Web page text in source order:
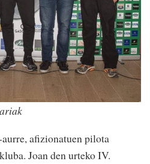
afizionatuen pilota
Joan den urteko IV.